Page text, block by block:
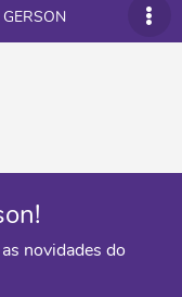
novidades do